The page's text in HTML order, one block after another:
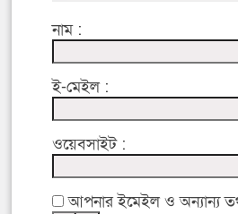
নাম :
ই-মেইল :
ওয়েবসাইট :
আপনার ইমেইল ও অন্যান্য